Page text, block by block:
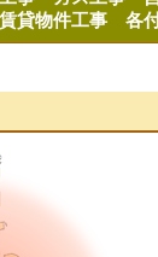
賃貸物件工事各